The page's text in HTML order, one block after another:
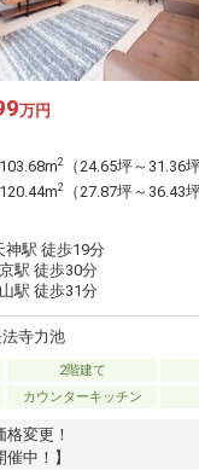
万円
2
（24.65坪～31.36坪
2
（27.87坪～36.43
神駅 徒歩19分
駅 徒歩30分
駅 徒歩31分
寺力池
2階建て
カウンターキッチン
変更！
中！】